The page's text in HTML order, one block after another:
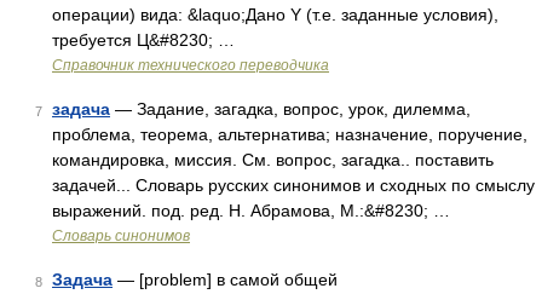
операции) вида: &laquo;Дано Y (т.е. заданные условия),
требуется Ц&#8230; …
Справочник технического переводчика
7 задача — Задание, загадка, вопрос, урок, дилемма,
проблема, теорема, альтернатива; назначение, поручение,
командировка, миссия. См. вопрос, загадка.. поставить
задачей... Словарь русских синонимов и сходных по смыслу
выражений. под. ред. Н. Абрамова, М.:&#8230; …
Словарь синонимов
8 Задача — [problem] в самой общей